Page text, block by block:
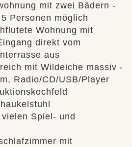
mit zwei Bädern -
Personen möglich
Wohnung mit
direkt vom
aus
mit Wildeiche massiv -
Radio/CD/USB/Player
Spiel- und
mit